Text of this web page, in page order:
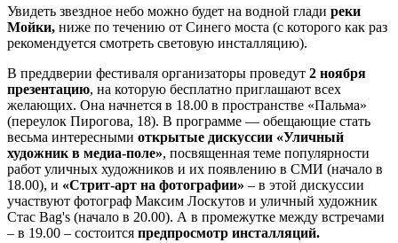
Увидеть звездное небо можно будет на водной глади реки
Мойки, ниже по течению от Синего моста (с которого как раз
рекомендуется смотреть световую инсталляцию).
В преддверии фестиваля организаторы проведут 2 ноября
презентацию, на которую бесплатно приглашают всех
желающих. Она начнется в 18.00 в пространстве «Пальма»
(переулок Пирогова, 18). В программе — обещающие стать
весьма интересными открытые дискуссии «Уличный
художник в медиа-поле», посвященная теме популярности
работ уличных художников и их появлению в СМИ (начало в
18.00), и «Стрит-арт на фотографии» – в этой дискуссии
участвуют фотограф Максим Лоскутов и уличный художник
Стас Bag's (начало в 20.00). А в промежутке между встречами
– в 19.00 – состоится предпросмотр инсталляций.